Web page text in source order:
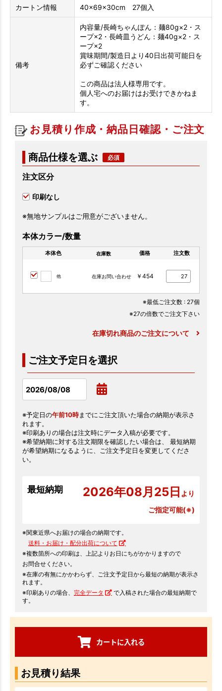
カートン情報 40×69×30cm 27個入
備考
内容量/長崎ちゃんぽん：麺80g×2・ス
ープ×2・長崎皿うどん：麺40g×2・ス
ープ×2
賞味期間/製造日より40日出荷可能日を
必ずご確認ください
この商品は法人様専用です。
個人宅へのお届けはお受けできかねま
す。
お見積り作成・納品日確認・ご注文
商品仕様を選ぶ
注文区分
印刷なし
※無地サンプルはご用意がございません。
本体カラー/数量
本体色 在庫数 価格 注文数
他 在庫お問い合わせ ￥454
※最低ご注文数 : 27個
※27の倍数でご注文下さい
在庫切れ商品のご注文について
ご注文予定日を選択
※予定日の午前10時までにご注文頂いた場合の納期が表示さ
れます。
※印刷ありの場合は注文時にデータ入稿が必要です。
※希望納期に対する注文期限を確認したい場合は、 最短納期
が希望納期になるように、ご注文予定日を変更してくださ
い。
最短納期 2026年08月25日 より
ご指定可能(※)
※関東近県へお届けの場合の納期です。
送料・お届け・配分出荷について
※複数箇所への印刷は、上記よりお日にちがかかりますので
お問合せください。
※在庫の有無にかかわらず、ご注文予定日から最短の納期が表示さ
れます。
※印刷ありの場合、 完全データ
で入稿された場合の最短納期で
す。
カートに入れる
お見積り結果